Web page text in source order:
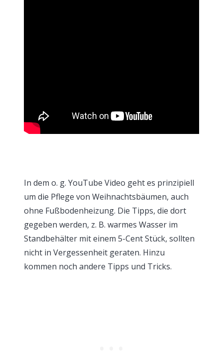
In dem o. g. YouTube Video geht es prinzipiell
um die Pflege von Weihnachtsbäumen, auch
ohne Fußbodenheizung. Die Tipps, die dort
gegeben werden, z. B. warmes Wasser im
Standbehälter mit einem 5-Cent Stück, sollten
nicht in Vergessenheit geraten. Hinzu
kommen noch andere Tipps und Tricks.